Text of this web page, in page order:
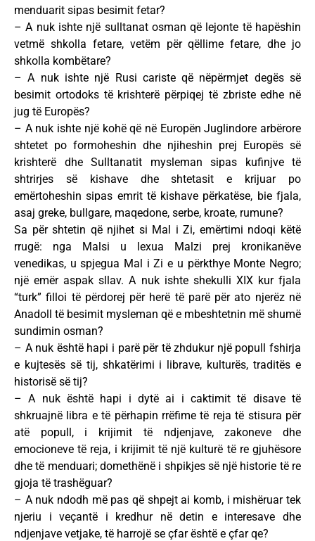
menduarit sipas besimit fetar?
– A nuk ishte një sulltanat osman që lejonte të hapëshin
vetmë shkolla fetare, vetëm për qëllime fetare, dhe jo
shkolla kombëtare?
– A nuk ishte një Rusi cariste që nëpërmjet degës së
besimit ortodoks të krishterë përpiqej të zbriste edhe në
jug të Europës?
– A nuk ishte një kohë që në Europën Juglindore arbërore
shtetet po formoheshin dhe njiheshin prej Europës së
krishterë dhe Sulltanatit mysleman sipas kufinjve të
shtrirjes së kishave dhe shtetasit e krijuar po
emërtoheshin sipas emrit të kishave përkatëse, bie fjala,
asaj greke, bullgare, maqedone, serbe, kroate, rumune?
Sa për shtetin që njihet si Mal i Zi, emërtimi ndoqi këtë
rrugë: nga Malsi u lexua Malzi prej kronikanëve
venedikas, u spjegua Mal i Zi e u përkthye Monte Negro;
një emër aspak sllav. A nuk ishte shekulli XIX kur fjala
“turk” filloi të përdorej për herë të parë për ato njerëz në
Anadoll të besimit mysleman që e mbeshtetnin më shumë
sundimin osman?
– A nuk është hapi i parë për të zhdukur një popull fshirja
e kujtesës së tij, shkatërimi i librave, kulturës, traditës e
historisë së tij?
– A nuk është hapi i dytë ai i caktimit të disave të
shkruajnë libra e të përhapin rrëfime të reja të stisura për
atë popull, i krijimit të ndjenjave, zakoneve dhe
emocioneve të reja, i krijimit të një kulturë të re gjuhësore
dhe të menduari; domethënë i shpikjes së një historie të re
gjoja të trashëguar?
– A nuk ndodh më pas që shpejt ai komb, i mishëruar tek
njeriu i veçantë i kredhur në detin e interesave dhe
ndjenjave vetjake, të harrojë se çfar është e çfar qe?